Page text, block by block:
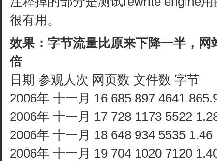
很有用。
效果：字节流量比原来下降一半，网
倍
日期 参观人次 网页数 文件数 字节
2006年 十一月 16 685 897 4641
2006年 十一月 17 728 1173 5522
2006年 十一月 18 648 934 5535 1.46
2006年 十一月 19 704 1020 7120